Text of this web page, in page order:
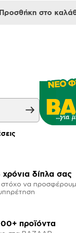
Προσθήκη στο
χρόνια δίπλα σας
στόχο να
προϊόντα